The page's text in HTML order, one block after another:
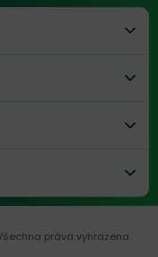
práva vyhrazena.